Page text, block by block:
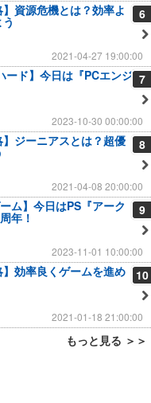
6
】資源危機とは？効率よ
2021-04-27 19:00:00
7
ード】今日は『PCエンジ
2023-10-30 00:00:00
8
】ジーニアスとは？超優
2021-04-08 20:00:00
9
ム】今日はPS『アーク
年！
2023-11-01 10:00:00
10
】効率良くゲームを進め
2021-01-18 21:00:00
もっと見る ＞＞